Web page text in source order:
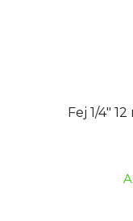
Fej 1/4"